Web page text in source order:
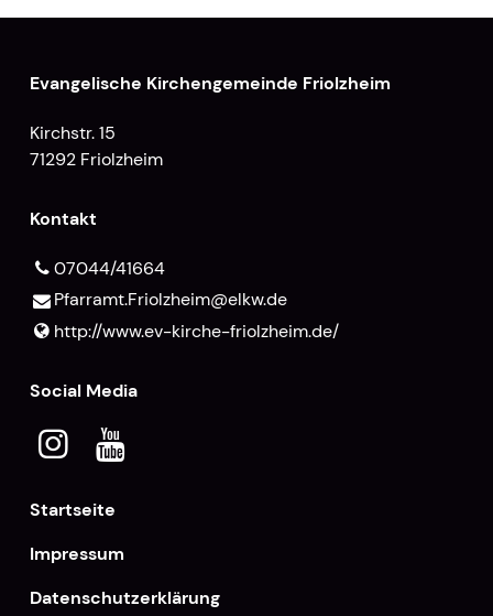
Evangelische Kirchengemeinde Friolzheim
Kirchstr. 15
71292 Friolzheim
Kontakt
07044/41664
Pfarramt.​Friolzheim@​elkw.​de
http://www.​ev-kirche-friolzheim.​de/
Social Media
Startseite
Impressum
Datenschutzerklärung